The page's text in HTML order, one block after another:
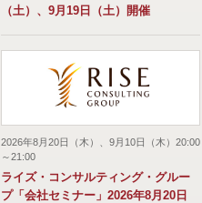
（土）、9月19日（土）開催
2026年8月20日（木）、9月10日（木）20:00
～21:00
ライズ・コンサルティング・グルー
プ「会社セミナー」2026年8月20日